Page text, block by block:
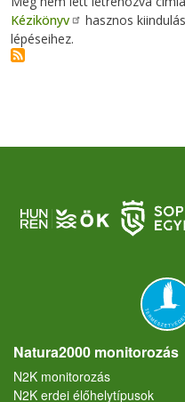
Kézikönyv
hasznos
lépéseihez.
Natura2000 monitorozás
N2K monitorozás
N2K erdei élőhelytípusok